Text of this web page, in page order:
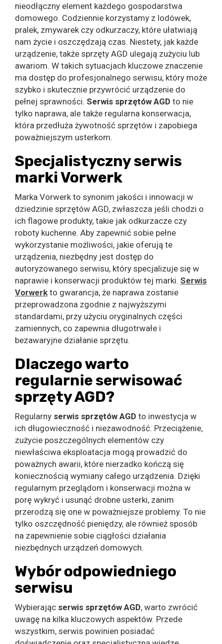
nieodłączny element każdego gospodarstwa
domowego. Codziennie korzystamy z lodówek,
pralek, zmywarek czy odkurzaczy, które ułatwiają
nam życie i oszczędzają czas. Niestety, jak każde
urządzenie, także sprzęty AGD ulegają zużyciu lub
awariom. W takich sytuacjach kluczowe znaczenie
ma dostęp do profesjonalnego serwisu, który może
szybko i skutecznie przywrócić urządzenie do
pełnej sprawności. Serwis sprzętów AGD to nie
tylko naprawa, ale także regularna konserwacja,
która przedłuża żywotność sprzętów i zapobiega
poważniejszym usterkom.
Specjalistyczny serwis
marki Vorwerk
Marka Vorwerk to synonim jakości i innowacji w
dziedzinie sprzętów AGD, zwłaszcza jeśli chodzi o
ich flagowe produkty, takie jak odkurzacze czy
roboty kuchenne. Aby zapewnić sobie pełne
wykorzystanie możliwości, jakie oferują te
urządzenia, niezbędny jest dostęp do
autoryzowanego serwisu, który specjalizuje się w
naprawie i konserwacji produktów tej marki. Serwis
Vorwerk to gwarancja, że naprawa zostanie
przeprowadzona zgodnie z najwyższymi
standardami, przy użyciu oryginalnych części
zamiennych, co zapewnia długotrwałe i
bezawaryjne działanie sprzętu.
Dlaczego warto
regularnie serwisować
sprzęty AGD?
Regularny serwis sprzętów AGD to inwestycja w
ich długowieczność i niezawodność. Przeciążenie,
zużycie poszczególnych elementów czy
niewłaściwa eksploatacja mogą prowadzić do
poważnych awarii, które nierzadko kończą się
koniecznością wymiany całego urządzenia. Dzięki
regularnym przeglądom i konserwacji można w
porę wykryć i usunąć drobne usterki, zanim
przerodzą się one w poważniejsze problemy. To nie
tylko oszczędność pieniędzy, ale również sposób
na zapewnienie sobie ciągłości działania
niezbędnych urządzeń domowych.
Wybór odpowiedniego
serwisu
Wybierając serwis sprzętów AGD, warto zwrócić
uwagę na kilka kluczowych aspektów. Przede
wszystkim, serwis powinien posiadać